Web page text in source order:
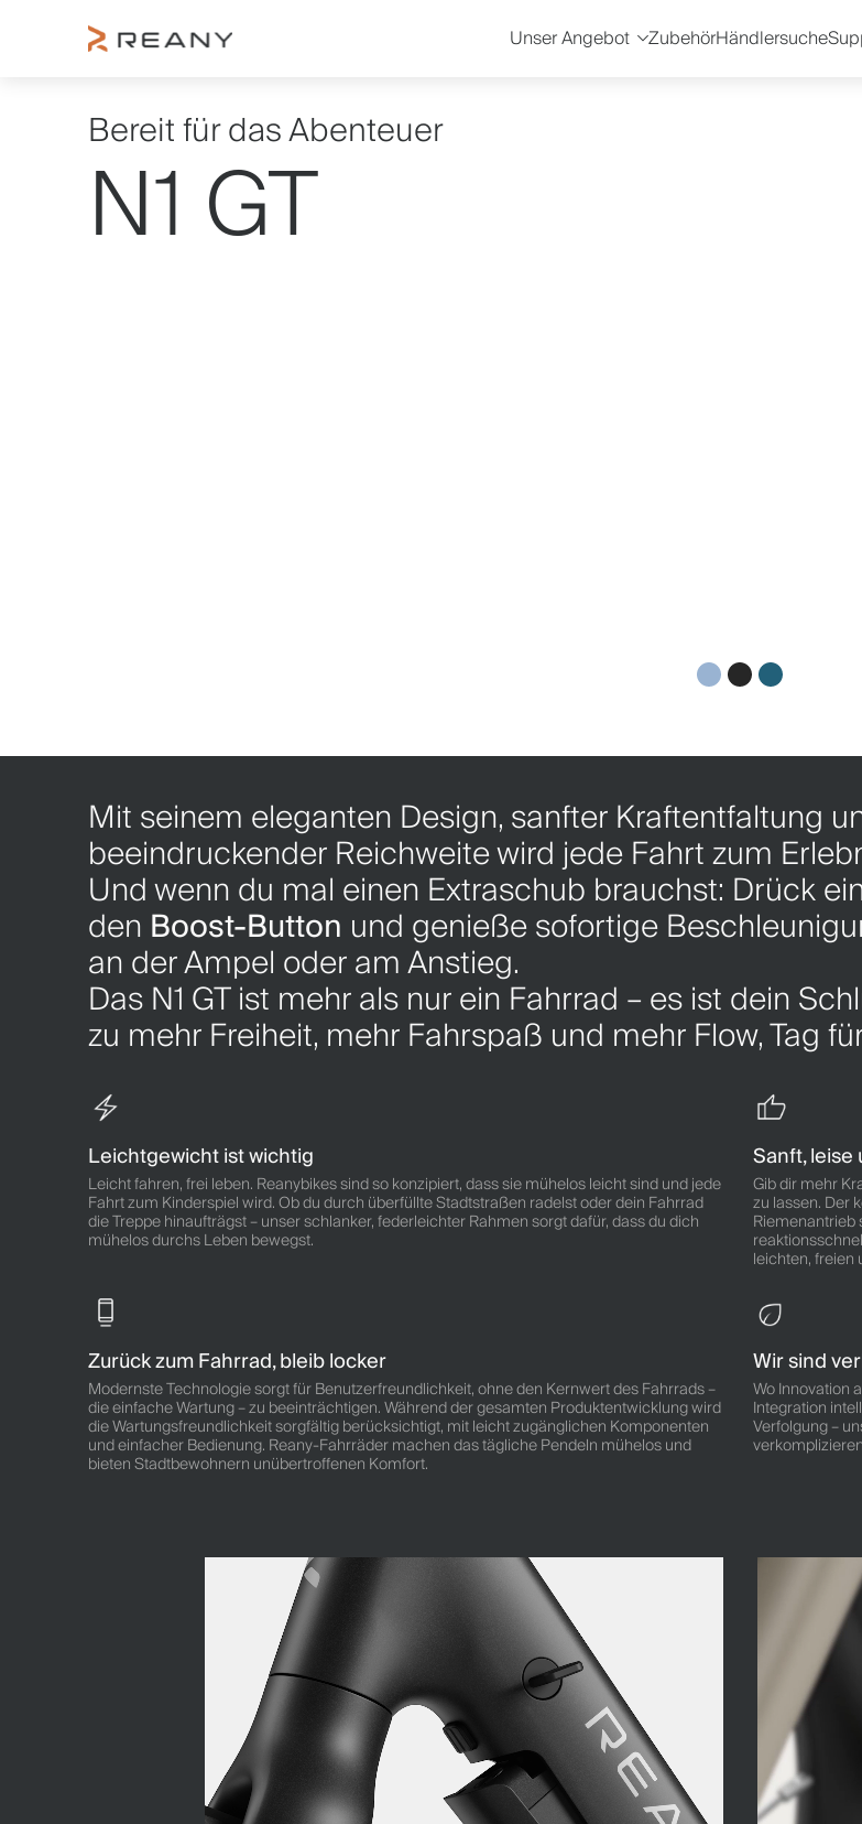
Unser Angebot ZubehörHändlersuche
Bereit für das Abenteuer
N1 GT
Mit seinem eleganten Design, sanfter Kraftentfaltung
beeindruckender Reichweite wird jede Fahrt zum
Und wenn du mal einen Extraschub brauchst: Drück
den Boost-Button und genieße sofortige
an der Ampel oder am Anstieg.
Das N1 GT ist mehr als nur ein Fahrrad – es ist dein
zu mehr Freiheit, mehr Fahrspaß und mehr Flow, Tag
Leichtgewicht ist wichtig
Leicht fahren, frei leben. Reanybikes sind so konzipiert, dass sie mühelos leicht sind und jede
Fahrt zum Kinderspiel wird. Ob du durch überfüllte Stadtstraßen radelst oder dein Fahrrad
die Treppe hinaufträgst – unser schlanker, federleichter Rahmen sorgt dafür, dass du dich
mühelos durchs Leben bewegst.
Sanft,
Gib dir mehr
zu lassen. Der
Riemenantrieb
leichten, freien
Zurück zum Fahrrad, bleib locker
Modernste Technologie sorgt für Benutzerfreundlichkeit, ohne den Kernwert des Fahrrads –
die einfache Wartung – zu beeinträchtigen. Während der gesamten Produktentwicklung wird
die Wartungsfreundlichkeit sorgfältig berücksichtigt, mit leicht zugänglichen Komponenten
und einfacher Bedienung. Reany-Fahrräder machen das tägliche Pendeln mühelos und
bieten Stadtbewohnern unübertroffenen Komfort.
Wir sind
Wo Innovation
Integration
Verfolgung –